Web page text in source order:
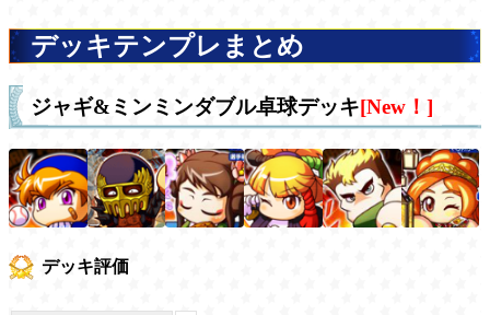
デッキテンプレまとめ
ジャギ&ミンミンダブル卓球デッキ[New！]
デッキ評価